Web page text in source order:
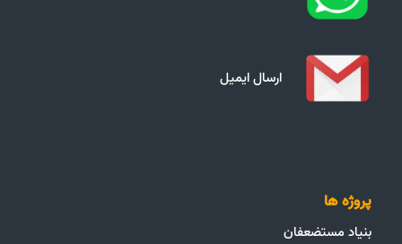
ارسال ایمیل
پروژه ها
بنیاد مستضعفان